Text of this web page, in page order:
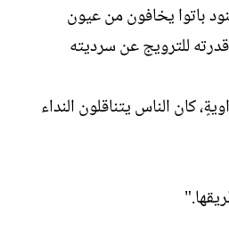
باتوا يخافون من عيون
للترويج عن سرديته
كان الناس يتناقلون النداء